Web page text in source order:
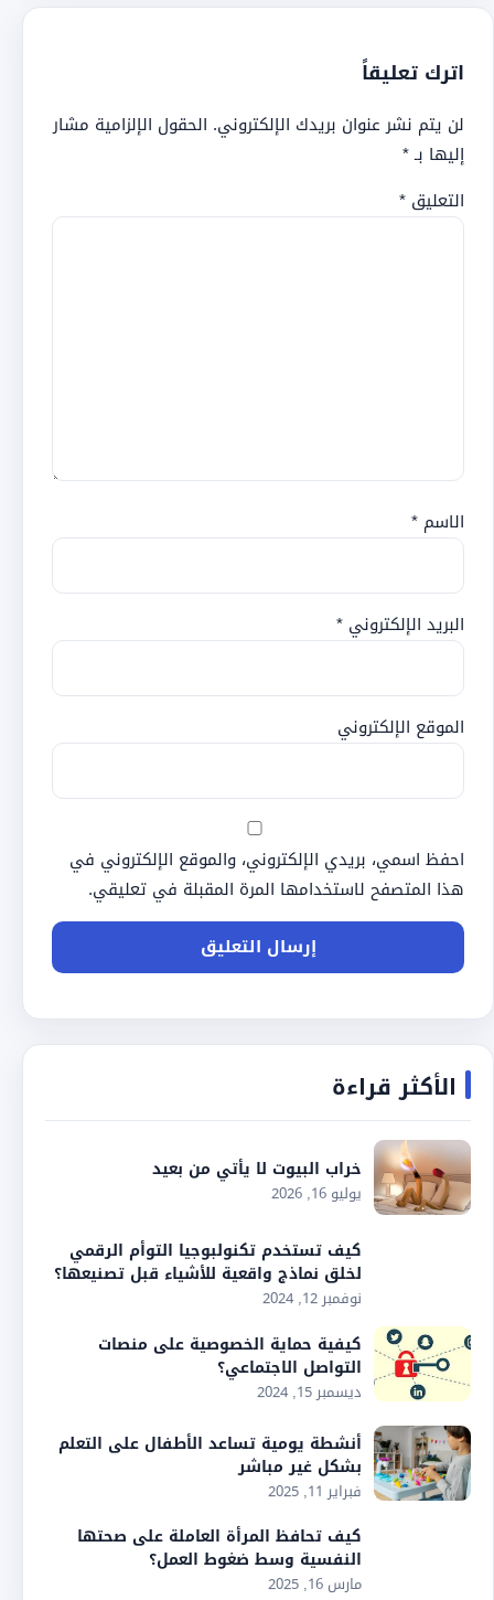
اترك تعليقاً
لن يتم نشر عنوان بريدك الإلكتروني. الحقول الإلزامية مشار
إليها بـ*
التعليق *
الاسم *
البريد الإلكتروني *
الموقع الإلكتروني
احفظ اسمي، بريدي الإلكتروني، والموقع الإلكتروني في
هذا المتصفح لاستخدامها المرة المقبلة في تعليقي.
الأكثر قراءة
خراب البيوت لا يأتي من بعيد
يوليو 16, 2026
كيف تستخدم تكنولبوجيا التوأم الرقمي
لخلق نماذج واقعية للأشياء قبل تصنيعها؟
نوفمبر 12, 2024
كيفية حماية الخصوصية على منصات
التواصل الاجتماعي؟
ديسمبر 15, 2024
أنشطة يومية تساعد الأطفال على التعلم
بشكل غير مباشر
فبراير 11, 2025
كيف تحافظ المرأة العاملة على صحتها
النفسية وسط ضغوط العمل؟
مارس 16, 2025